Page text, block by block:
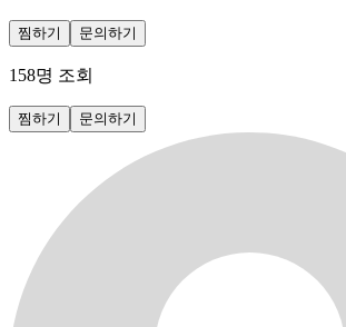
찜하기 문의하기
158명 조회
찜하기 문의하기